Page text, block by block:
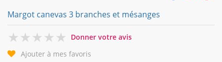
Margot canevas 3 branches et mésanges
0
Donner votre avis
Ajouter à mes favoris